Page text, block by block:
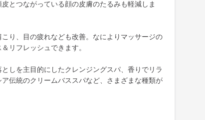
とつながっている顔の皮膚のたるみも軽減しま
り、目の疲れなども改善。なによりマッサージの
リフレッシュできます。
しを主目的にしたクレンジングスパ、香りでリラ
伝統のクリームバススパなど、さまざまな種類が